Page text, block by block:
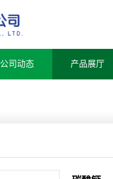
公司动态 产品展厅